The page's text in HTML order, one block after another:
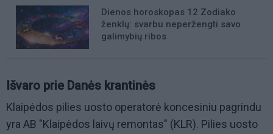
Dienos horoskopas 12 Zodiako
ženklų: svarbu neperžengti savo
galimybių ribos
Išvaro prie Danės krantinės
Klaipėdos pilies uosto operatorė koncesiniu pagrindu
yra AB "Klaipėdos laivų remontas" (KLR). Pilies uosto